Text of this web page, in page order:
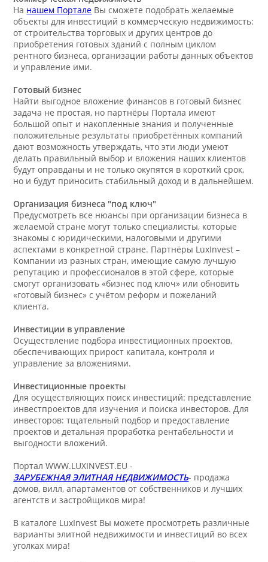
На нашем Портале Вы сможете подобрать желаемые
объекты для инвестиций в коммерческую недвижимость:
от строительства торговых и других центров до
приобретения готовых зданий с полным циклом
рентного бизнеса, организации работы данных объектов
и управление ими.
Готовый бизнес
Найти выгодное вложение финансов в готовый бизнес
задача не простая, но партнёры Портала имеют
большой опыт и накопленные знания и полученные
положительные результаты приобретённых компаний
дают возможность утверждать, что эти люди умеют
делать правильный выбор и вложения наших клиентов
будут оправданы и не только окупятся в короткий срок,
но и будут приносить стабильный доход и в дальнейшем.
Организация бизнеса "под ключ"
Предусмотреть все нюансы при организации бизнеса в
желаемой стране могут только специалисты, которые
знакомы с юридическими, налоговыми и другими
аспектами в конкретной стране. Партнёры LuxInvest –
Компании из разных стран, имеющие самую лучшую
репутацию и профессионалов в этой сфере, которые
смогут организовать «бизнес под ключ» или обновить
«готовый бизнес» с учётом реформ и пожеланий
клиента.
Инвестиции в управление
Осуществление подбора инвестиционных проектов,
обеспечивающих прирост капитала, контроля и
управление за вложениями.
Инвестиционные проекты
Для осуществляющих поиск инвестиций: представление
инвестпроектов для изучения и поиска инвесторов. Для
инвесторов: тщательный подбор и предоставление
проектов и детальная проработка рентабельности и
выгодности вложений.
Портал WWW.LUXINVEST.EU -
ЗАРУБЕЖНАЯ ЭЛИТНАЯ НЕДВИЖИМОСТЬ- продажа
домов, вилл, апартаментов от собственников и лучших
агентств и застройщиков мира!
В каталоге LuxInvest Вы можете просмотреть различные
варианты элитной недвижимости и инвестиций во всех
уголках мира!